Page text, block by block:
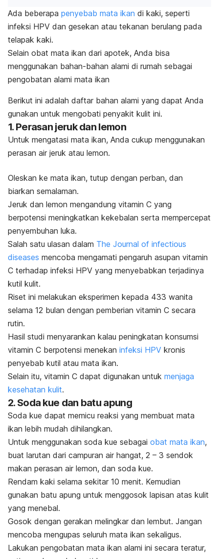
Ada beberapa penyebab mata ikan di kaki, seperti
infeksi HPV dan gesekan atau tekanan berulang pada
telapak kaki.
Selain obat mata ikan dari apotek, Anda bisa
menggunakan bahan-bahan alami di rumah sebagai
pengobatan alami mata ikan
Berikut ini adalah daftar bahan alami yang dapat Anda
gunakan untuk mengobati penyakit kulit ini.
1. Perasan jeruk dan lemon
Untuk mengatasi mata ikan, Anda cukup menggunakan
perasan air jeruk atau lemon.
Oleskan ke mata ikan, tutup dengan perban, dan
biarkan semalaman.
Jeruk dan lemon mengandung vitamin C yang
berpotensi meningkatkan kekebalan serta mempercepat
penyembuhan luka.
Salah satu ulasan dalam The Journal of infectious
diseases mencoba mengamati pengaruh asupan vitamin
C terhadap infeksi HPV yang menyebabkan terjadinya
kutil kulit.
Riset ini melakukan eksperimen kepada 433 wanita
selama 12 bulan dengan pemberian vitamin C secara
rutin.
Hasil studi menyarankan kalau peningkatan konsumsi
vitamin C berpotensi menekan infeksi HPV kronis
penyebab kutil atau mata ikan.
Selain itu, vitamin C dapat digunakan untuk menjaga
kesehatan kulit.
2. Soda kue dan batu apung
Soda kue dapat memicu reaksi yang membuat mata
ikan lebih mudah dihilangkan.
Untuk menggunakan soda kue sebagai obat mata ikan,
buat larutan dari campuran air hangat, 2 – 3 sendok
makan perasan air lemon, dan soda kue.
Rendam kaki selama sekitar 10 menit. Kemudian
gunakan batu apung untuk menggosok lapisan atas kulit
yang menebal.
Gosok dengan gerakan melingkar dan lembut. Jangan
mencoba mengupas seluruh mata ikan sekaligus.
Lakukan pengobatan mata ikan alami ini secara teratur,